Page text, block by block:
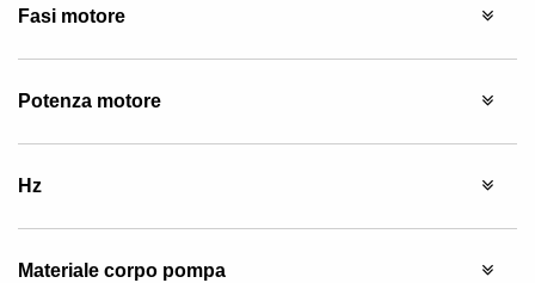
Fasi motore
Potenza motore
Hz
Materiale corpo pompa